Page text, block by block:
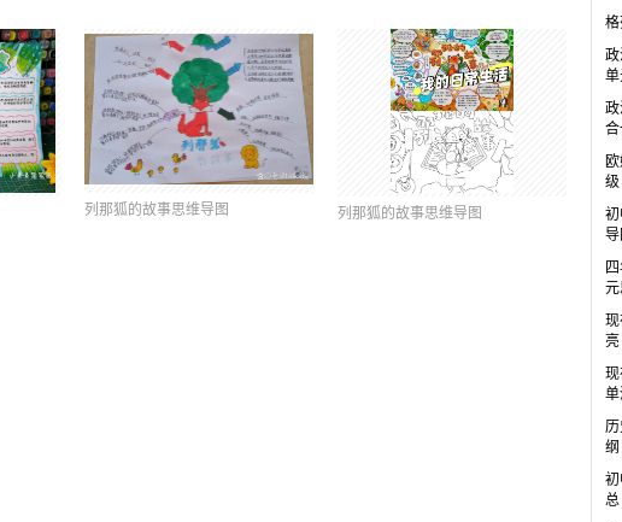
列那狐的故事思维导图 列那狐的故事思维导图
级
导
亮
纲
总